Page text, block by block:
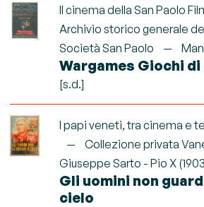
Il cinema della San Paolo
Archivio storico generale
Società San Paolo
Wargames Giochi
[s.d.]
I papi veneti, tra cinema e
Collezione privata
Giuseppe Sarto - Pio X
Gli uomini non
cielo